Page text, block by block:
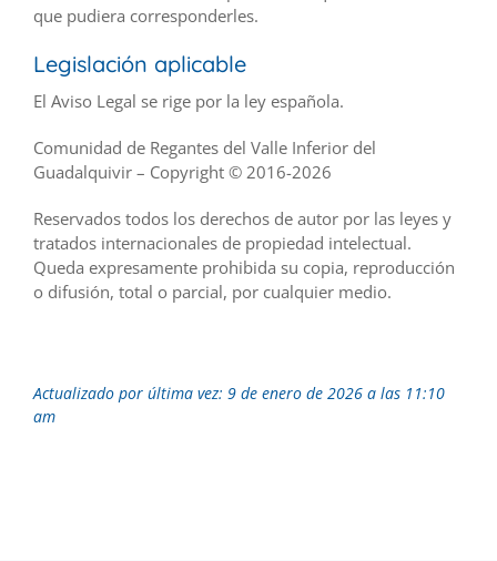
que pudiera corresponderles.
Legislación aplicable
El Aviso Legal se rige por la ley española.
Comunidad de Regantes del Valle Inferior del
Guadalquivir – Copyright © 2016-2026
Reservados todos los derechos de autor por las leyes y
tratados internacionales de propiedad intelectual.
Queda expresamente prohibida su copia, reproducción
o difusión, total o parcial, por cualquier medio.
Actualizado por última vez: 9 de enero de 2026 a las 11:10
am